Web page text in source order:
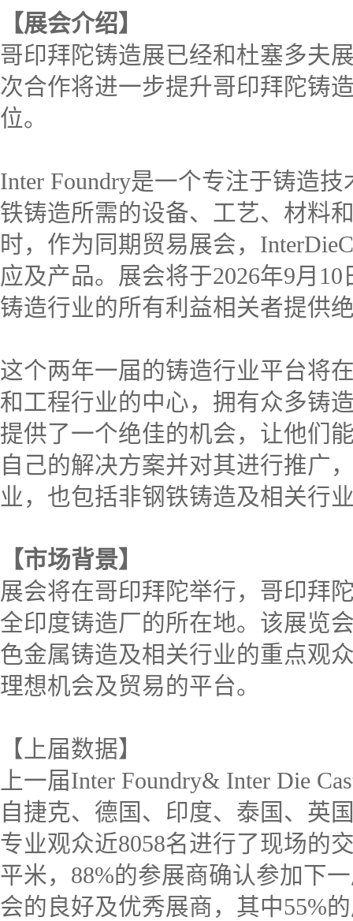
【展会介绍】
哥印拜陀铸造展已经和杜塞多夫
次合作将进一步提升哥印拜陀铸
位。
Inter Foundry是一个专注于铸造
铁铸造所需的设备、工艺、材料
时，作为同期贸易展会，
应及产品。展会将于2026年9月
铸造行业的所有利益相关者提供
这个两年一届的铸造行业平台将
和工程行业的中心，拥有众多铸
提供了一个绝佳的机会，让他们
自己的解决方案并对其进行推广
业，也包括非钢铁铸造及相关行
【市场背景】
展会将在哥印拜陀举行，哥印拜
全印度铸造厂的所在地。该展览
色金属铸造及相关行业的重点观
理想机会及贸易的平台。
【上届数据】
上一届Inter Foundry& Inter Die
自捷克、德国、印度、泰国、英
专业观众近8058名进行了现场的
平米，88%的参展商确认参加下
会的良好及优秀展商，其中55%